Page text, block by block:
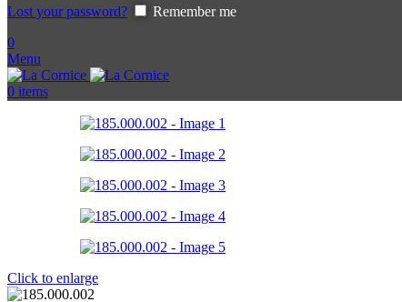
Lost your password?
Remember me
0
Menu
0 items
Click to enlarge